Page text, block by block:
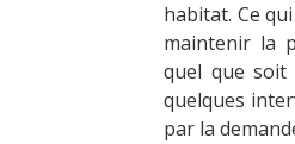
habitat. Ce
maintenir la
quel que soit
quelques
par la